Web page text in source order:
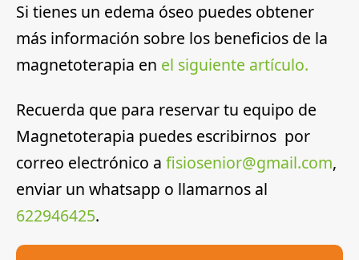
Si tienes un edema óseo puedes obtener
más información sobre los beneficios de la
magnetoterapia en el siguiente artículo.
Recuerda que para reservar tu equipo de
Magnetoterapia puedes escribirnos por
correo electrónico a fisiosenior@gmail.com,
enviar un whatsapp o llamarnos al
622946425.